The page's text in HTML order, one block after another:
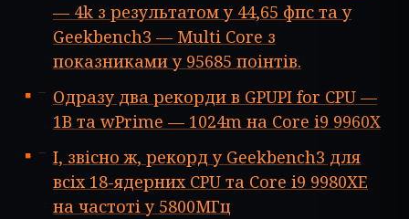
— 4k з результатом у 44,65 фпс та у
Geekbench3 — Multi Core з
показниками у 95685 поінтів.
Одразу два рекорди в GPUPI for CPU —
1B та wPrime — 1024m на Core i9 9960X
І, звісно ж, рекорд у Geekbench3 для
всіх 18-ядерних CPU та Core i9 9980XE
на частоті у 5800МГц